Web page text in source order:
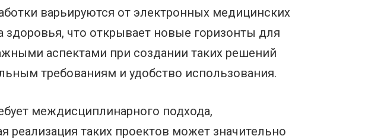
варьируются от электронных медицинских
что открывает новые горизонты для
аспектами при создании таких решений
требованиям и удобство использования.
междисциплинарного подхода,
таких проектов может значительно